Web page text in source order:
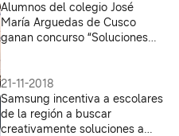
Alumnos del colegio José
María Arguedas de Cusco
ganan concurso “Soluciones
producción de papel
ecológico
21-11-2018
Samsung incentiva a escolares
de la región a buscar
creativamente soluciones a